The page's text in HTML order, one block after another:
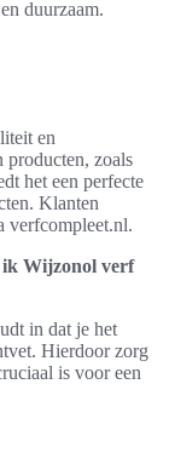
duurzaam.
en
producten, zoals
het een perfecte
Klanten
verfcompleet.nl.
ik Wijzonol verf
in dat je het
Hierdoor zorg
is voor een